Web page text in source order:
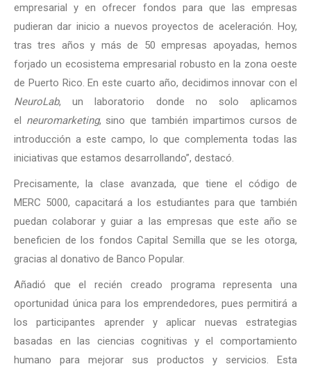
empresarial y en ofrecer fondos para que las empresas
pudieran dar inicio a nuevos proyectos de aceleración. Hoy,
tras tres años y más de 50 empresas apoyadas, hemos
forjado un ecosistema empresarial robusto en la zona oeste
de Puerto Rico. En este cuarto año, decidimos innovar con el
NeuroLab, un laboratorio donde no solo aplicamos
el neuromarketing, sino que también impartimos cursos de
introducción a este campo, lo que complementa todas las
iniciativas que estamos desarrollando”, destacó.
Precisamente, la clase avanzada, que tiene el código de
MERC 5000, capacitará a los estudiantes para que también
puedan colaborar y guiar a las empresas que este año se
beneficien de los fondos Capital Semilla que se les otorga,
gracias al donativo de Banco Popular.
Añadió que el recién creado programa representa una
oportunidad única para los emprendedores, pues permitirá a
los participantes aprender y aplicar nuevas estrategias
basadas en las ciencias cognitivas y el comportamiento
humano para mejorar sus productos y servicios. Esta